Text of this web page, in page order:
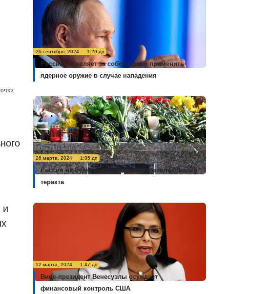
и
26 сентября, 2024 1:29 дп
Россия оставляет за собой право применить
ядерное оружие в случае нападения
26 марта, 2024 1:05 дп
Россия не будет комментировать расследование
теракта
12 марта, 2024 1:47 дп
Вице-президент Венесуэлы осуждает
финансовый контроль США